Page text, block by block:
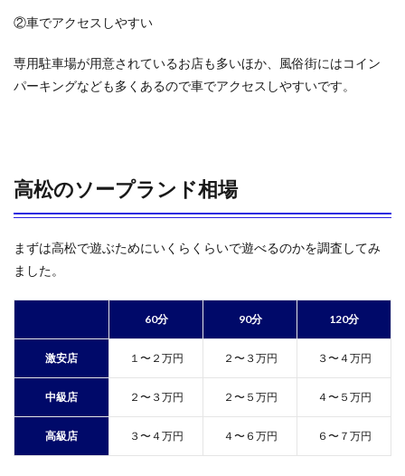
②車でアクセスしやすい
専用駐車場が用意されているお店も多いほか、風俗街にはコイン
パーキングなども多くあるので車でアクセスしやすいです。
高松のソープランド相場
まずは高松で遊ぶためにいくらくらいで遊べるのかを調査してみ
ました。
60分 90分 120分
激安店 １〜２万円 ２〜３万円 ３〜４万円
中級店 ２〜３万円 ２〜５万円 ４〜５万円
高級店 ３〜４万円 ４〜６万円 ６〜７万円